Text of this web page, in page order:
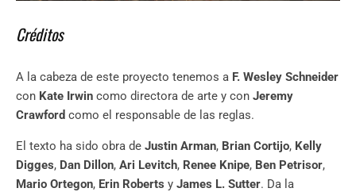
Créditos
A la cabeza de este proyecto tenemos a F. Wesley Schneider
con Kate Irwin como directora de arte y con Jeremy
Crawford como el responsable de las reglas.
El texto ha sido obra de Justin Arman, Brian Cortijo, Kelly
Digges, Dan Dillon, Ari Levitch, Renee Knipe, Ben Petrisor,
Mario Ortegon, Erin Roberts y James L. Sutter. Da la